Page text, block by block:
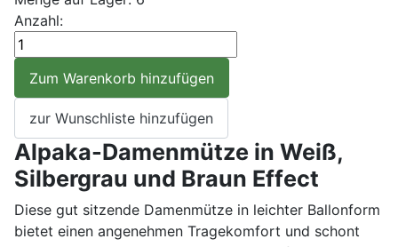
Anzahl:
Alpaka-Damenmütze in Weiß,
Silbergrau und Braun Effect
Diese gut sitzende Damenmütze in leichter Ballonform
bietet einen angenehmen Tragekomfort und schont